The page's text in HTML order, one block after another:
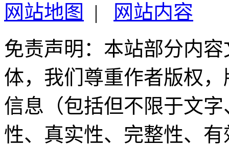
网站地图
|
网站内容
免责声明：本站部分内
体，我们尊重作者版权
信息（包括但不限于文
性、真实性、完整性、